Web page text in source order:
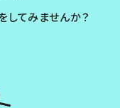
してみませんか？